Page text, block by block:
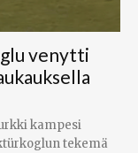
venytti
kampesi
tekemä